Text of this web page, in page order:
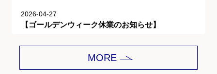
2026-04-27
【ゴールデンウィーク休業のお知らせ】
平素は格別のご愛顧を賜り、誠にありがとうご
下記期間をゴールデンウィーク休業とさせて頂
MORE